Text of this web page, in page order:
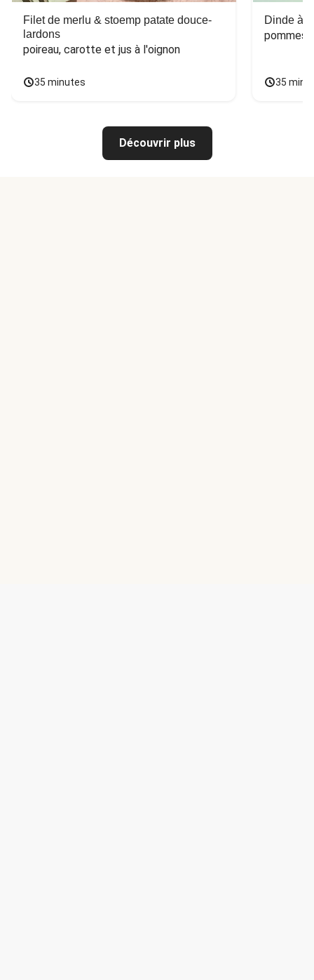
Filet de merlu & stoemp patate douce-
lardons
poireau, carotte et jus à l'oignon
35 minutes
Dinde à
pommes
35
Découvrir plus